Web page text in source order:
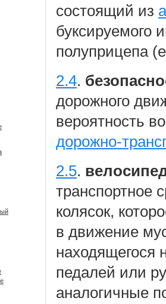
состоящий из
буксируемого
полуприцепа
2.4.
дорожного
вероятность
дорожно-
2.5.
транспортное
колясок,
в движение
находящегося
педалей или
аналогичные